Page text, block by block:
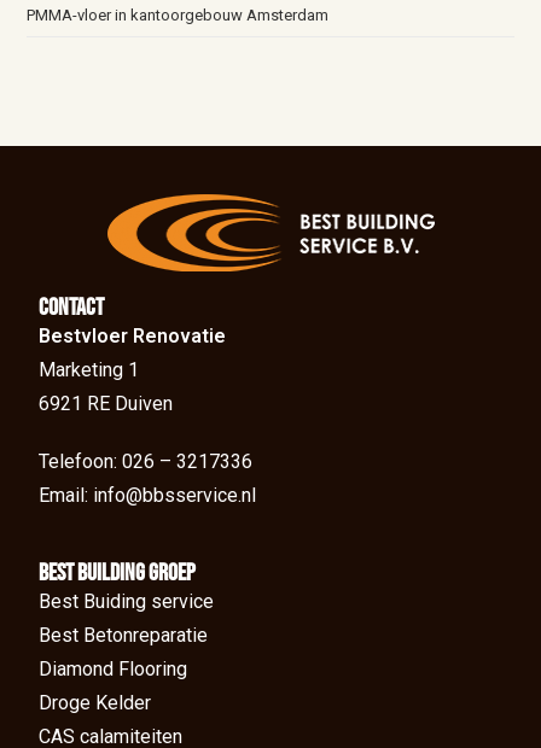
PMMA-vloer in kantoorgebouw Amsterdam
Contact
Bestvloer Renovatie
Marketing 1
6921 RE Duiven
Telefoon: 026 – 3217336
Email: info@bbsservice.nl
BEst Building groep
Best Buiding service
Best Betonreparatie
Diamond Flooring
Droge Kelder
CAS calamiteiten